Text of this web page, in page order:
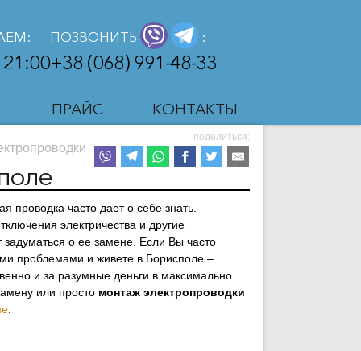
21:00
ПОЗВОНИТЬ :
+38 (068) 991-48-33
ПРАЙС КОНТАКТЫ
поделиться:
проводка часто дает о себе знать.
электричества и другие
задуматься о ее замене. Если Вы часто
проблемами и живете в Борисполе –
и за разумные деньги в максимально
или просто монтаж электропроводки
.